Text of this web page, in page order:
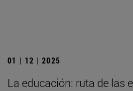
01 | 12 | 2025
La educación: ruta de las